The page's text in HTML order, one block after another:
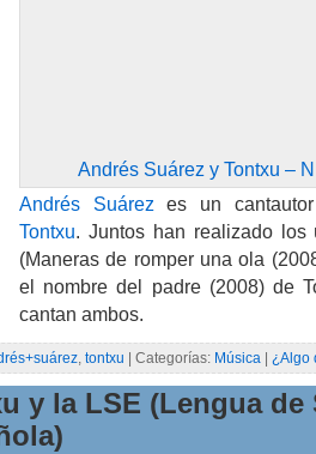
Andrés Suárez y Tontxu –
Andrés Suárez es un cantautor
Tontxu. Juntos han realizado los
(Maneras de romper una ola
el nombre del padre (2008) de
cantan ambos.
, tontxu | Categorías: Música ¿Algo
y la LSE (Lengua de